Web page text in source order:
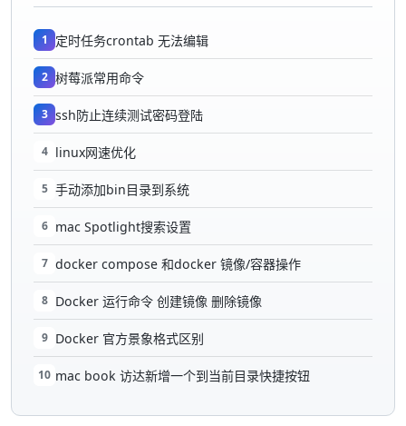
1 定时任务crontab 无法编辑
2 树莓派常用命令
3 ssh防止连续测试密码登陆
4 linux网速优化
5 手动添加bin目录到系统
6 mac Spotlight搜索设置
7 docker compose 和docker 镜像/容器操作
8 Docker 运行命令 创建镜像 删除镜像
9 Docker 官方景象格式区别
10 mac book 访达新增一个到当前目录快捷按钮